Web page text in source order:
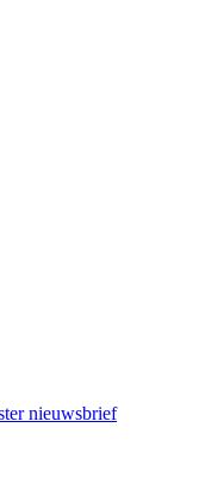
nieuwsbrief